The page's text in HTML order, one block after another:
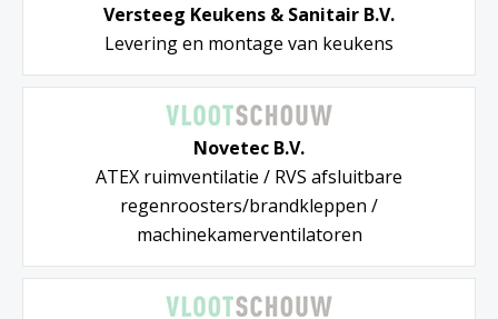
Versteeg Keukens & Sanitair B.V.
Levering en montage van keukens
Novetec B.V.
ATEX ruimventilatie / RVS afsluitbare
regenroosters/brandkleppen /
machinekamerventilatoren